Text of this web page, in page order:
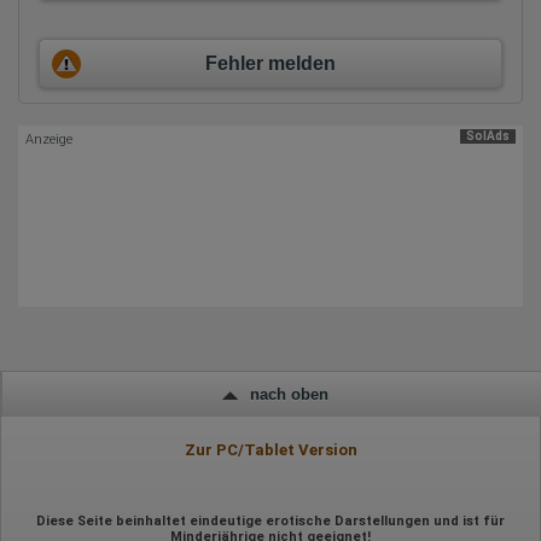
Datum und Uhrzeit des Besuchs
Gerätetyp
Mausbewegungen
Rechtliche Grundlage der Verarbeitung
Art. 6 Abs. 1 S. 1 lit. a DSGVO
Fehler melden
SolAds
Anzeige
nach oben
Zur PC/Tablet Version
Diese Seite beinhaltet eindeutige erotische Darstellungen und ist für
Minderjährige nicht geeignet!